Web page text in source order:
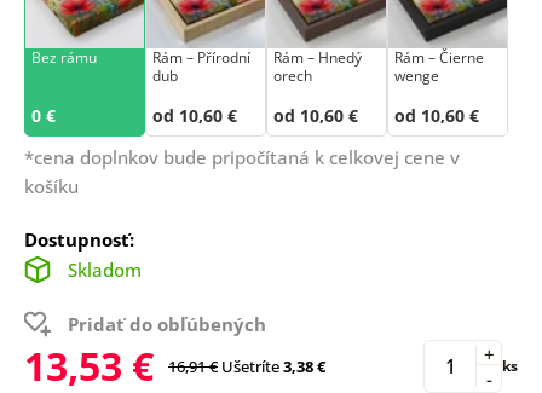
Bez rámu
0 €
Rám –⁠⁠⁠⁠⁠⁠ Přírodní
dub
od 10,60 €
Rám – Hnedý
orech
od 10,60 €
Rám – Čierne
wenge
od 10,60 €
*cena doplnkov bude pripočítaná k celkovej cene v
košíku
Dostupnosť:
Skladom
Pridať do obľúbených
13,53 € 16,91 € Ušetríte3,38 € -
+ ks